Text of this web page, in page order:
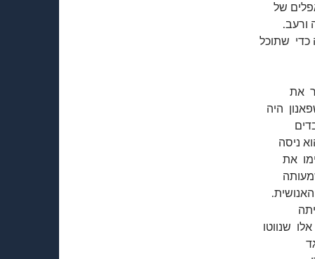
של
ורעב.
כדי שתוכל
את
היה
ניסה
את
שנווטו